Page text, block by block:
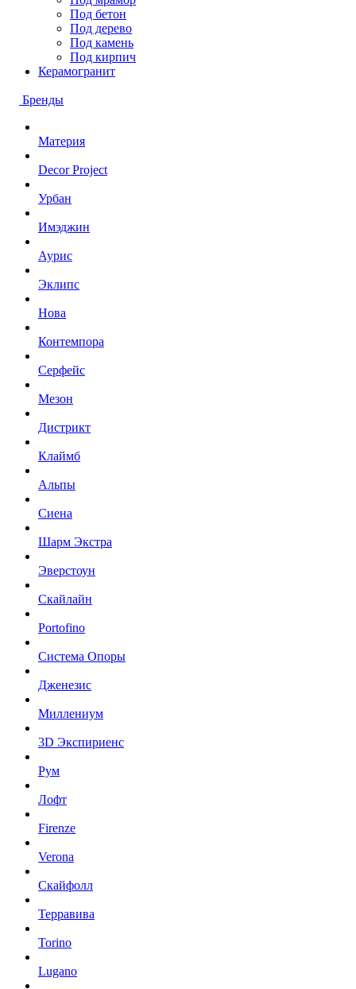
Под бетон
Под дерево
Под камень
Под кирпич
Керамогранит
Бренды
Материя
Decor Project
Урбан
Имэджин
Аурис
Эклипс
Нова
Контемпора
Серфейс
Мезон
Дистрикт
Клаймб
Альпы
Сиена
Шарм Экстра
Эверстоун
Скайлайн
Portofino
Система Опоры
Дженезис
Миллениум
3D Экспириенс
Рум
Лофт
Firenze
Verona
Скайфолл
Терравива
Torino
Lugano